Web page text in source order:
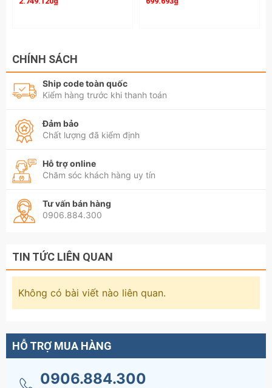
CHÍNH SÁCH
Ship code toàn quốc
Kiểm hàng trước khi thanh toán
Đảm bảo
Chất lượng đã kiểm định
Hỗ trợ online
Chăm sóc khách hàng uy tín
Tư vấn bán hàng
0906.884.300
TIN TỨC LIÊN QUAN
Không có bài viết nào liên quan.
HỖ TRỢ MUA HÀNG
0906.884.300